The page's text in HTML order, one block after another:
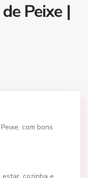
Peixe |
com bons